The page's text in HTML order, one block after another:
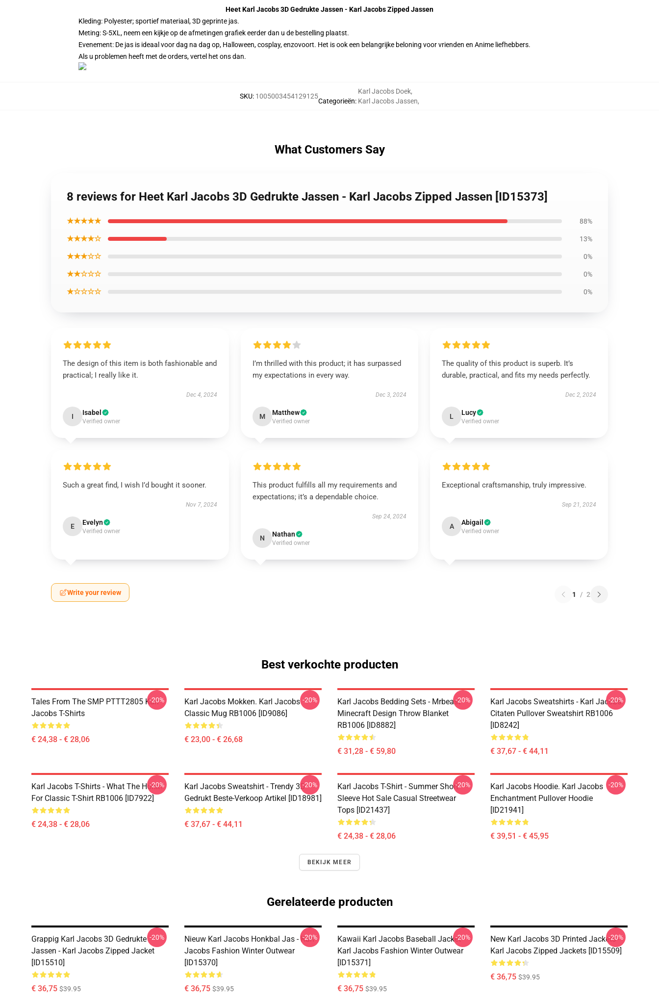
Heet Karl Jacobs 3D Gedrukte Jassen - Karl Jacobs Zipped Jassen
Kleding: Polyester; sportief materiaal, 3D geprinte jas.
Meting: S-5XL, neem een kijkje op de afmetingen grafiek eerder dan u de bestelling plaatst.
Evenement: De jas is ideaal voor dag na dag op, Halloween, cosplay, enzovoort. Het is ook een belangrijke beloning voor vrienden en Anime liefhebbers.
Als u problemen heeft met de orders, vertel het ons dan.
SKU: 1005003454129125
Categorieën:
Karl Jacobs Doek,
Karl Jacobs Jassen,
What Customers Say
8 reviews for Heet Karl Jacobs 3D Gedrukte Jassen - Karl Jacobs Zipped Jassen [ID15373]
★★★★★ 88%
★★★★☆ 13%
★★★☆☆ 0%
★★☆☆☆ 0%
★☆☆☆☆ 0%
The design of this item is both fashionable and
practical; I really like it.
Dec 4, 2024
I Isabel
Verified owner
I’m thrilled with this product; it has surpassed
my expectations in every way.
Dec 3, 2024
M Matthew
Verified owner
The quality of this product is superb. It’s
durable, practical, and fits my needs perfectly.
Dec 2, 2024
L Lucy
Verified owner
Such a great find, I wish I’d bought it sooner.
Nov 7, 2024
E Evelyn
Verified owner
This product fulfills all my requirements and
expectations; it’s a dependable choice.
Sep 24, 2024
N Nathan
Verified owner
Exceptional craftsmanship, truly impressive.
Sep 21, 2024
A Abigail
Verified owner
Write your review 1 / 2
Best verkochte producten
Tales From The SMP PTTT2805 Karl
Jacobs T-Shirts
€ 24,38 - € 28,06
-20%
Karl Jacobs Mokken. Karl Jacobs
Classic Mug RB1006 [ID9086]
€ 23,00 - € 26,68
-20%
Karl Jacobs Bedding Sets - Mrbeast
Minecraft Design Throw Blanket
RB1006 [ID8882]
€ 31,28 - € 59,80
-20%
Karl Jacobs Sweatshirts - Karl Jacobs
Citaten Pullover Sweatshirt RB1006
[ID8242]
€ 37,67 - € 44,11
-20%
Karl Jacobs T-Shirts - What The Honk?
For Classic T-Shirt RB1006 [ID7922]
€ 24,38 - € 28,06
-20%
Karl Jacobs Sweatshirt - Trendy 3D
Gedrukt Beste-Verkoop Artikel [ID18981]
€ 37,67 - € 44,11
-20%
Karl Jacobs T-Shirt - Summer Short
Sleeve Hot Sale Casual Streetwear
Tops [ID21437]
€ 24,38 - € 28,06
-20%
Karl Jacobs Hoodie. Karl Jacobs
Enchantment Pullover Hoodie
[ID21941]
€ 39,51 - € 45,95
-20%
BEKIJK MEER
Gerelateerde producten
Grappig Karl Jacobs 3D Gedrukte
Jassen - Karl Jacobs Zipped Jacket
[ID15510]
€ 36,75 $39.95
-20%
Nieuw Karl Jacobs Honkbal Jas - Karl
Jacobs Fashion Winter Outwear
[ID15370]
€ 36,75 $39.95
-20%
Kawaii Karl Jacobs Baseball Jacket -
Karl Jacobs Fashion Winter Outwear
[ID15371]
€ 36,75 $39.95
-20%
New Karl Jacobs 3D Printed Jackets -
Karl Jacobs Zipped Jackets [ID15509]
€ 36,75 $39.95
-20%